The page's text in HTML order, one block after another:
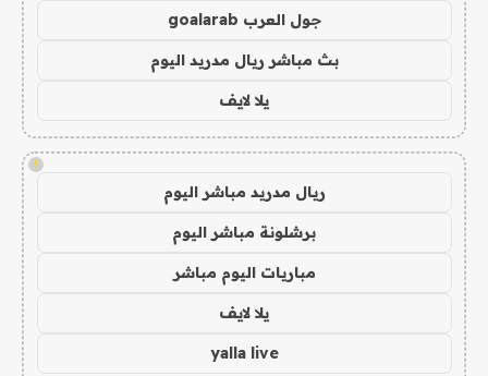
جول العرب goalarab
بث مباشر ريال مدريد اليوم
يلا لايف
!
ريال مدريد مباشر اليوم
برشلونة مباشر اليوم
مباريات اليوم مباشر
يلا لايف
yalla live